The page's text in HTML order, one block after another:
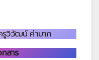
วิวัฒน์ ค่ามาก
สาร